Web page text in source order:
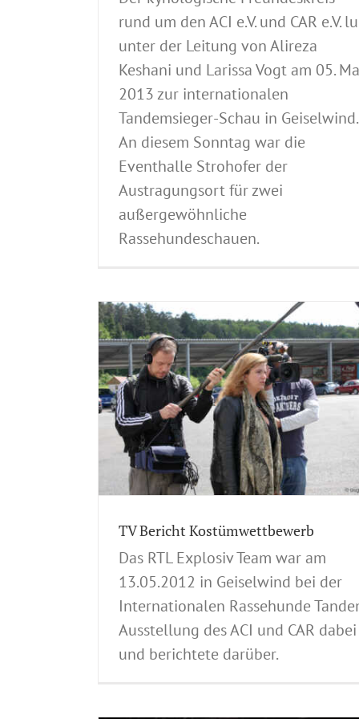
rund um den ACI e.V. und CAR e.V.
unter der Leitung von Alireza
Keshani und Larissa Vogt am 05.
2013 zur internationalen
Tandemsieger-Schau in Geiselwind.
An diesem Sonntag war die
Eventhalle Strohofer der
Austragungsort für zwei
außergewöhnliche
Rassehundeschauen.
Archiv Vergangene Hundeausstellungen
CACIB CACIB Germany Carlin Dog Dance Dog
European CACIB Hundeausstellung
Hundeausstellung 2013 Hundekostüm-
Internationale Ausstellungen
Mops
Ausstellungen Pug Spezial-
Tandem-Rassehunde-Ausstellunge
TV Bericht Kostümwettbewerb
Das RTL Explosiv Team war am
13.05.2012 in Geiselwind bei der
Internationalen Rassehunde
Ausstellung des ACI und CAR dabei
und berichtete darüber.